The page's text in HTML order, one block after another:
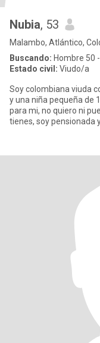
Nubia, 53
Malambo, Atlántico,
Buscando: Hombre 50
Estado civil: Viudo/a
Soy colombiana viuda
y una niña pequeña de
para mi, no quiero ni
tienes, soy pensionada